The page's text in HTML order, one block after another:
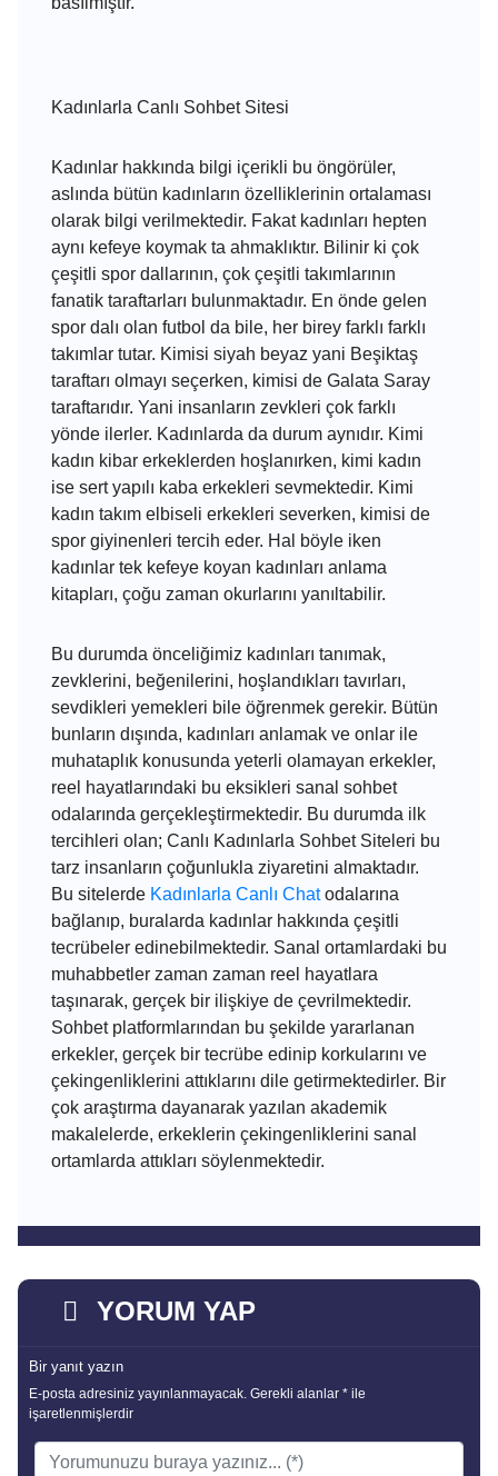
Kadınlarla Canlı Sohbet Sitesi
Kadınlar hakkında bilgi içerikli bu öngörüler,
aslında bütün kadınların özelliklerinin ortalaması
olarak bilgi verilmektedir. Fakat kadınları hepten
aynı kefeye koymak ta ahmaklıktır. Bilinir ki çok
çeşitli spor dallarının, çok çeşitli takımlarının
fanatik taraftarları bulunmaktadır. En önde gelen
spor dalı olan futbol da bile, her birey farklı farklı
takımlar tutar. Kimisi siyah beyaz yani Beşiktaş
taraftarı olmayı seçerken, kimisi de Galata Saray
taraftarıdır. Yani insanların zevkleri çok farklı
yönde ilerler. Kadınlarda da durum aynıdır. Kimi
kadın kibar erkeklerden hoşlanırken, kimi kadın
ise sert yapılı kaba erkekleri sevmektedir. Kimi
kadın takım elbiseli erkekleri severken, kimisi de
spor giyinenleri tercih eder. Hal böyle iken
kadınlar tek kefeye koyan kadınları anlama
kitapları, çoğu zaman okurlarını yanıltabilir.
Bu durumda önceliğimiz kadınları tanımak,
zevklerini, beğenilerini, hoşlandıkları tavırları,
sevdikleri yemekleri bile öğrenmek gerekir. Bütün
bunların dışında, kadınları anlamak ve onlar ile
muhataplık konusunda yeterli olamayan erkekler,
reel hayatlarındaki bu eksikleri sanal sohbet
odalarında gerçekleştirmektedir. Bu durumda ilk
tercihleri olan; Canlı Kadınlarla Sohbet Siteleri bu
tarz insanların çoğunlukla ziyaretini almaktadır.
Bu sitelerde Kadınlarla Canlı Chatodalarına
bağlanıp, buralarda kadınlar hakkında çeşitli
tecrübeler edinebilmektedir. Sanal ortamlardaki bu
muhabbetler zaman zaman reel hayatlara
taşınarak, gerçek bir ilişkiye de çevrilmektedir.
Sohbet platformlarından bu şekilde yararlanan
erkekler, gerçek bir tecrübe edinip korkularını ve
çekingenliklerini attıklarını dile getirmektedirler. Bir
çok araştırma dayanarak yazılan akademik
makalelerde, erkeklerin çekingenliklerini sanal
ortamlarda attıkları söylenmektedir.
YORUM YAP
Bir yanıt yazın
E-posta adresiniz yayınlanmayacak. Gerekli alanlar * ile
işaretlenmişlerdir